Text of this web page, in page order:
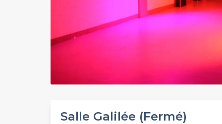
Salle Galilée (Fermé)